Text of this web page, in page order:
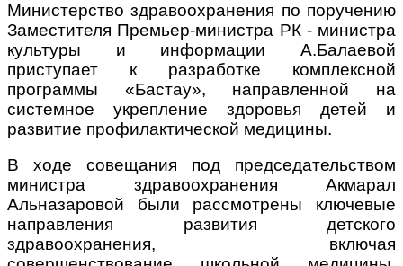
Министерство здравоохранения по поручению
Заместителя Премьер-министра РК - министра
культуры и информации А.Балаевой
приступает к разработке комплексной
программы «Бастау», направленной на
системное укрепление здоровья детей и
развитие профилактической медицины.
В ходе совещания под председательством
министра здравоохранения Акмарал
Альназаровой были рассмотрены ключевые
направления развития детского
здравоохранения, включая